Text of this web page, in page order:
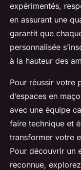
expérimentés,
en assurant une
garantit que
personnalisée
à la hauteur des
Pour réussir votre
d’espaces en
avec une équipe
faire technique et
transformer votre
Pour découvrir un
reconnue,